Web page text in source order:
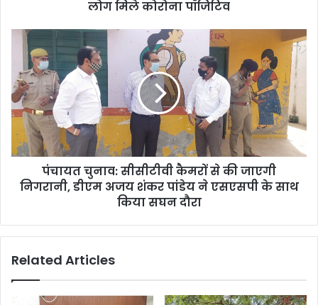
लोग मिले कोरोना पॉजिटिव
पंचायत चुनाव: सीसीटीवी कैमरों से की जाएगी
निगरानी, डीएम अजय शंकर पांडेय ने एसएसपी के साथ
किया सघन दौरा
Related Articles